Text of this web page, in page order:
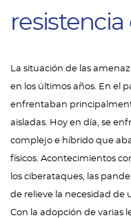
resistencia
La situación de las
en los últimos años. En el
enfrentaban
aisladas. Hoy en día, se
complejo e híbrido que
físicos. Acontecimientos
los ciberataques, las
de relieve la necesidad de
Con la adopción de varias